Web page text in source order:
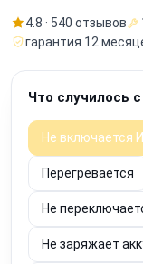
4.8 · 540 отзывов
гарантия 12
Что случилось
Не включается
Перегревается
Не
Не заряжает